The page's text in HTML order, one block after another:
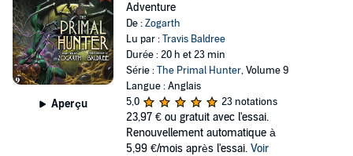
Aperçu
Adventure
De :Zogarth
Lu par :Travis Baldree
Durée : 20 h et 23 min
Série :The Primal Hunter, Volume 9
Langue : Anglais
5,0
23 notations
23,97 € ou gratuit avec l'essai.
Renouvellement automatique à
5,99 €/mois après l'essai. Voir